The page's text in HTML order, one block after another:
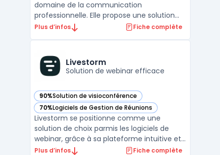
domaine de la communication
professionnelle. Elle propose une solution
innovante pour les centres d'appel,
plateforme Wildix, les entreprises peuvent
centraliser toutes leurs comm ...
Plus d’infos Fiche complète
Livestorm
Solution de webinar efficace
90%Solution de visioconférence
— voir Livestorm dans cette catégorie
70%Logiciels de Gestion de Réunions
— voir Livestorm dans cette catégorie
Livestorm se positionne comme une
solution de choix parmis les logiciels de
webinar, grâce à sa plateforme intuitive et
riche en fonctionnalités, destinée à faciliter
Plus d’infos Fiche complète